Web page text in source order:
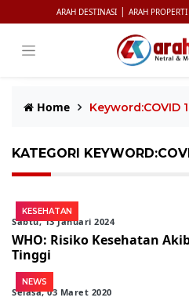
ARAH DESTINASI | ARAH PROPERTI
Home Keyword:COVID
KATEGORI
KESEHATAN
Sabtu, 13 Januari 2024
WHO: Risiko Kesehatan
Tinggi
NEWS
Selasa, 03 Maret 2020